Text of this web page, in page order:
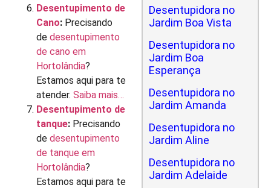
Desentupimento de
Cano: Precisando
de desentupimento
de cano em
Hortolândia?
Estamos aqui para te
atender. Saiba mais…
Desentupimento de
tanque: Precisando
de desentupimento
de tanque em
Hortolândia?
Estamos aqui para te
Desentupidora no
Jardim Boa Vista
Desentupidora no
Jardim Boa
Esperança
Desentupidora no
Jardim Amanda
Desentupidora no
Jardim Aline
Desentupidora no
Jardim Adelaide